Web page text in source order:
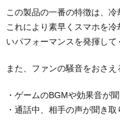
この製品の一番の特徴は、冷
これにより素早くスマホを
いパフォーマンスを発揮して
また、ファンの騒音をおさえ
・ゲームのBGMや効果音が
・通話中、相手の声が聞き取